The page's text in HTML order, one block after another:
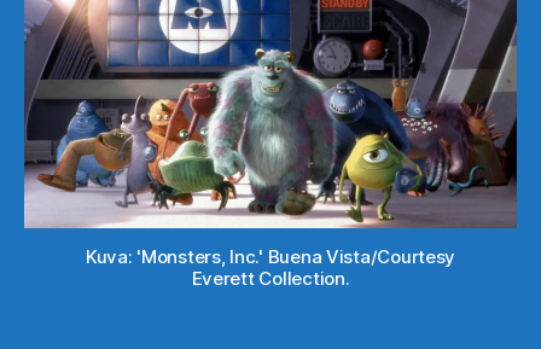
Kuva: 'Monsters, Inc.' Buena Vista/Courtesy
Everett Collection.